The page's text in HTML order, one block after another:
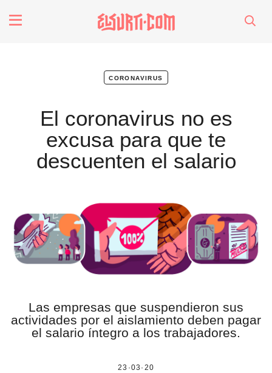
Futuros
Soberanas
Oligarquía
Despacio Sonoro
especiales
invasores vip
escuelas fumigadas
historia de las mujeres
patria contratista
coronavirus
El coronavirus no es
excusa para que te
descuenten el salario
Las empresas que suspendieron sus
actividades por el aislamiento deben pagar
el salario íntegro a los trabajadores.
23·03·20